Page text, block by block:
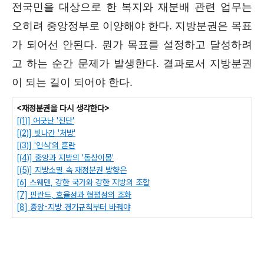
전국민을 대상으로 한 복지와 재분배 관련 업무는
오히려 중앙정부로 이양해야 한다. 지방분권은 목표
가 되어선 안된다. 뭔가 목표를 설정하고 달성하려
고 하는 순간 문제가 발생한다. 결과로서 지방분권
이 되는 길이 되어야 한다.
<재정분권을 다시 생각한다>
[(1)] 어긋난 '진단'
[(2)] 빗나간 '처방'
[(3)] '인식'의 혼란
[(4)] 중앙과 지방의 '동상이몽'
[(5)] 지방소멸 속 재정분권 방향은
[6] 스웨덴, 강한 국가와 강한 지방의 조합
[7] 핀란드, 효율성과 형평성의 조화
[8] 중앙-지방 경기규칙부터 바꿔야